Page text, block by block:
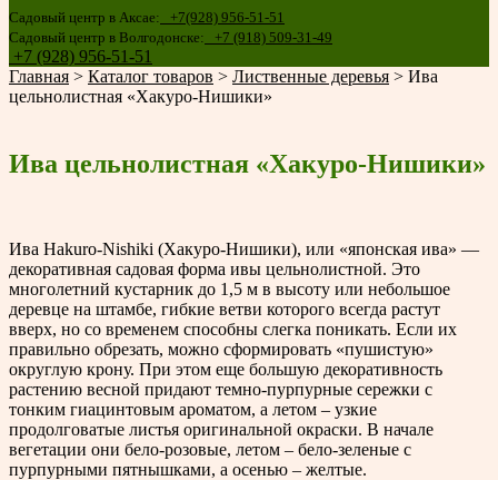
Садовый центр в Аксае:
+7(928) 956-51-51
Садовый центр в Волгодонске:
+7 (918) 509-31-49
+7 (928) 956-51-51
Главная > Каталог товаров > Лиственные деревья > Ива
цельнолистная «Хакуро-Нишики»
Ива цельнолистная «Хакуро-Нишики»
Ива Hakuro-Nishiki (Хакуро-Нишики), или «японская ива» —
декоративная садовая форма ивы цельнолистной. Это
многолетний кустарник до 1,5 м в высоту или небольшое
деревце на штамбе, гибкие ветви которого всегда растут
вверх, но со временем способны слегка поникать. Если их
правильно обрезать, можно сформировать «пушистую»
округлую крону. При этом еще большую декоративность
растению весной придают темно-пурпурные сережки с
тонким гиацинтовым ароматом, а летом – узкие
продолговатые листья оригинальной окраски. В начале
вегетации они бело-розовые, летом – бело-зеленые с
пурпурными пятнышками, а осенью – желтые.